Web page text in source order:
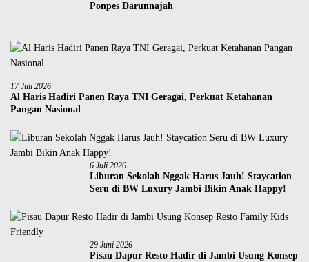
Ponpes Darunnajah
17 Juli 2026
Al Haris Hadiri Panen Raya TNI Geragai, Perkuat Ketahanan
Pangan Nasional
6 Juli 2026
Liburan Sekolah Nggak Harus Jauh! Staycation
Seru di BW Luxury Jambi Bikin Anak Happy!
29 Juni 2026
Pisau Dapur Resto Hadir di Jambi Usung Konsep